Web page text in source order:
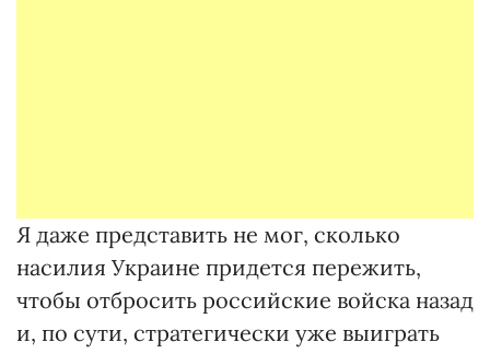
Я даже представить не мог, сколько
насилия Украине придется пережить,
чтобы отбросить российские войска назад
и, по сути, стратегически уже выиграть